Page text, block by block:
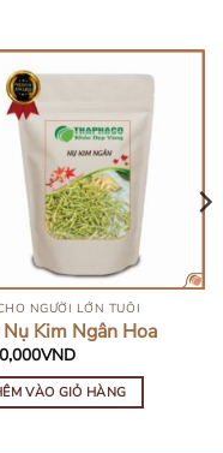
NGƯỜI LỚN TUỔI
Kim Ngân Hoa
VND
VÀO GIỎ HÀNG